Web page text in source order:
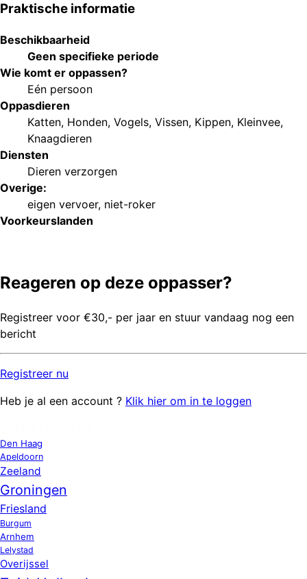
Praktische informatie
Beschikbaarheid
Geen specifieke periode
Wie komt er oppassen?
Eén persoon
Oppasdieren
Katten, Honden, Vogels, Vissen, Kippen, Kleinvee,
Knaagdieren
Diensten
Dieren verzorgen
Overige:
eigen vervoer, niet-roker
Voorkeurslanden
Reageren op deze oppasser?
Registreer voor €30,- per jaar en stuur vandaag nog een
bericht
Registreer nu
Heb je al een account ? Klik hier om in te loggen
Den Haag
Apeldoorn
Zeeland
Groningen
Friesland
Burgum
Arnhem
Lelystad
Overijssel